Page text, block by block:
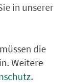
in unserer
die
Weitere
.